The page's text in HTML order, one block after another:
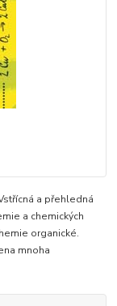
a přehledná
a chemických
organické.
mnoha